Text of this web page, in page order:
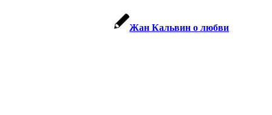
Жан Кальвин о любви